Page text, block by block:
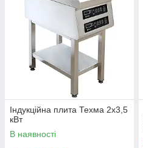
Індукційна плита Техма 2х3,5
кВт
В наявності